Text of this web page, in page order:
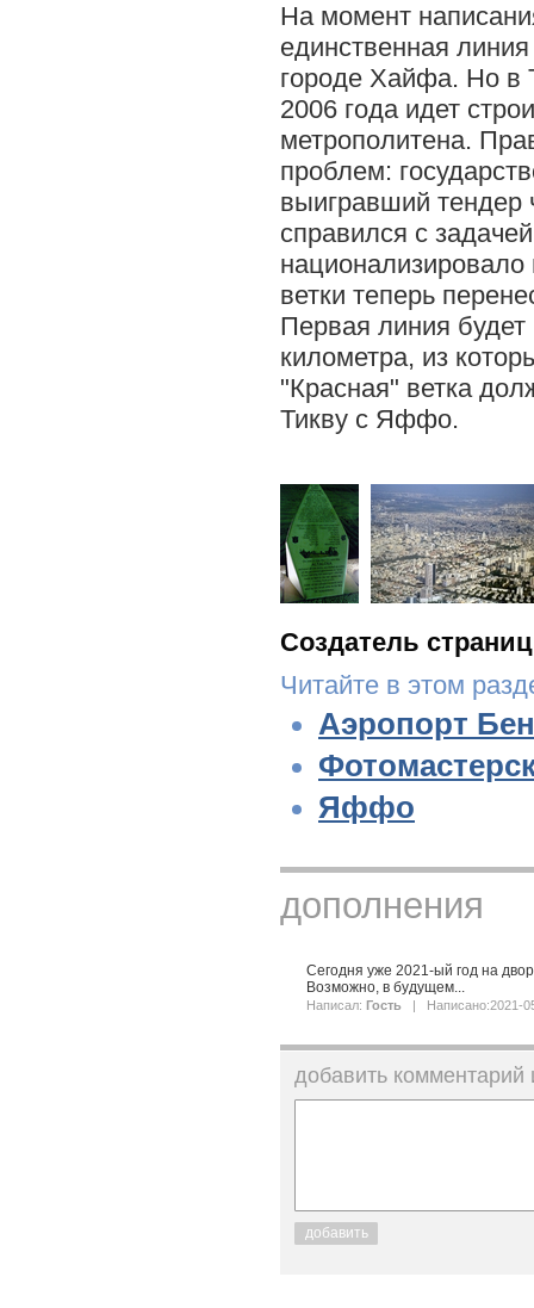
На момент
единственная
городе Хайфа. Но в
2006 года идет
метрополитена.
проблем:
выигравший тендер
справился с
национализировало
ветки теперь
Первая линия
километра, из
"Красная" ветка
Тикву с Яффо.
Создатель
Читайте в этом
Аэропорт
Яффо
дополнения
Сегодня уже 2021-ый год на
Возможно, в будущем...
Написал: Гость | Написано:2021-
добавить
добавить